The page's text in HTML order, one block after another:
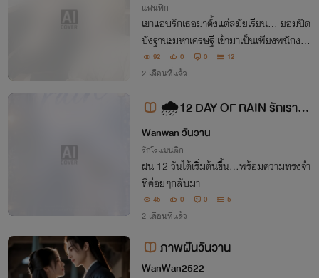
แฟนฟิก
เขาแอบรักเธอมาตั้งแต่สมัยเรียน... ยอมปิด
บังฐานะมหาเศรษฐี เข้ามาเป็นเพียงพนักงาน
ธรรมดาในบริษัทเดียวกัน เพื่อคอยดูแลเธอ
จากระยะไกล แต่เมื่ออดีตคนรักของเธอกลับ
92 0 0 12
2 เดือนที่แล้ว
🌧️12 DAY OF RAIN รักเราใน
วันฝนพรำ พายุ×น้ำฟ้า
Wanwan วันวาน
รักโรแมนติก
ฝน 12 วันได้เริ่มต้นขึ้น...พร้อมความทรงจำ
ที่ค่อยๆกลับมา
45 0 0 5
2 เดือนที่แล้ว
ภาพฝันวันวาน
WanWan2522